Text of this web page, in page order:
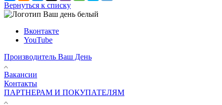
Вернуться к списку
Вконтакте
YouTube
Производитель Ваш День
Вакансии
Контакты
ПАРТНЕРАМ И ПОКУПАТЕЛЯМ